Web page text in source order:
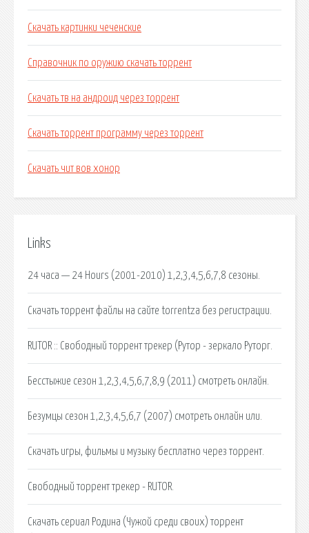
Скачать картинки чеченские
Справочник по оружию скачать торрент
Скачать тв на андроид через торрент
Скачать торрент программу через торрент
Скачать чит вов хонор
Links
24 часа — 24 Hours (2001-2010) 1,2,3,4,5,6,7,8 сезоны.
Скачать торрент файлы на сайте torrentza без регистрации.
RUTOR :: Свободный торрент трекер (Рутор - зеркало Руторг.
Бесстыжие сезон 1,2,3,4,5,6,7,8,9 (2011) смотреть онлайн.
Безумцы сезон 1,2,3,4,5,6,7 (2007) смотреть онлайн или.
Скачать игры, фильмы и музыку бесплатно через торрент.
Свободный торрент трекер - RUTOR.
Скачать сериал Родина (Чужой среди своих) торрент